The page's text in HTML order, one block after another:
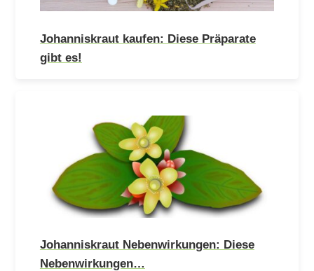
Johanniskraut kaufen: Diese Präparate
gibt es!
Johanniskraut Nebenwirkungen: Diese
Nebenwirkungen…